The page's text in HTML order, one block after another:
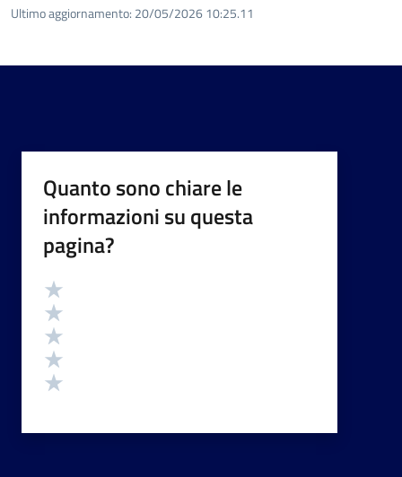
Ultimo aggiornamento: 20/05/2026 10:25.11
Quanto sono chiare le
informazioni su questa
pagina?
Valutazione